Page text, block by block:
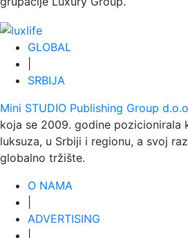
GLOBAL
SRBIJA
Mini STUDIO Publishing Group
koja se 2009. godine pozicionirala
luksuza, u Srbiji i regionu, a svoj
globalno tržište.
O NAMA
ADVERTISING